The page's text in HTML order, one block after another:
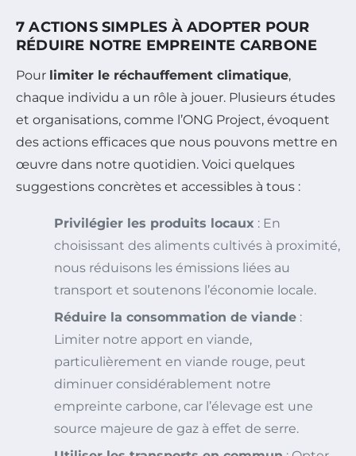
7 ACTIONS SIMPLES À ADOPTER POUR
RÉDUIRE NOTRE EMPREINTE CARBONE
Pour limiter le réchauffement climatique,
chaque individu a un rôle à jouer. Plusieurs études
et organisations, comme l’ONG Project, évoquent
des actions efficaces que nous pouvons mettre en
œuvre dans notre quotidien. Voici quelques
suggestions concrètes et accessibles à tous :
Privilégier les produits locaux : En
choisissant des aliments cultivés à proximité,
nous réduisons les émissions liées au
transport et soutenons l’économie locale.
Réduire la consommation de viande :
Limiter notre apport en viande,
particulièrement en viande rouge, peut
diminuer considérablement notre
empreinte carbone, car l’élevage est une
source majeure de gaz à effet de serre.